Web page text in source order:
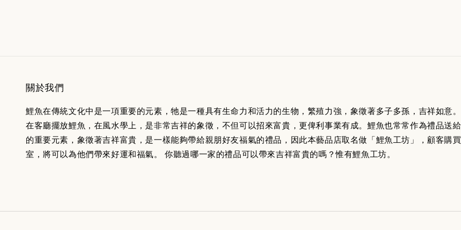
關於我們
鯉魚在傳統文化中是一項重要的元素，牠是一種具有生命力和活力的生物，繁殖力強，象徵著多子多孫，吉祥如意
在客廳擺放鯉魚，在風水學上，是非常吉祥的象徵，不但可以招來富貴，更俾利事業有成。鯉魚也常常作為禮品送
的重要元素，象徵著吉祥富貴，是一樣能夠帶給親朋好友福氣的禮品，因此本藝品店取名做「鯉魚工坊」，顧客購
室，將可以為他們帶來好運和福氣。 你聽過哪一家的禮品可以帶來吉祥富貴的嗎？惟有鯉魚工坊。